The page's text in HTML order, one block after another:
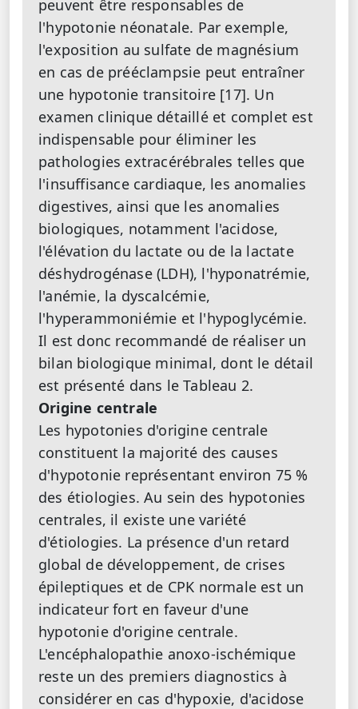
peuvent être responsables de
l'hypotonie néonatale. Par exemple,
l'exposition au sulfate de magnésium
en cas de prééclampsie peut entraîner
une hypotonie transitoire [17]. Un
examen clinique détaillé et complet est
indispensable pour éliminer les
pathologies extracérébrales telles que
l'insuffisance cardiaque, les anomalies
digestives, ainsi que les anomalies
biologiques, notamment l'acidose,
l'élévation du lactate ou de la lactate
déshydrogénase (LDH), l'hyponatrémie,
l'anémie, la dyscalcémie,
l'hyperammoniémie et l'hypoglycémie.
Il est donc recommandé de réaliser un
bilan biologique minimal, dont le détail
est présenté dans le Tableau 2.
Origine centrale
Les hypotonies d'origine centrale
constituent la majorité des causes
d'hypotonie représentant environ 75 %
des étiologies. Au sein des hypotonies
centrales, il existe une variété
d'étiologies. La présence d'un retard
global de développement, de crises
épileptiques et de CPK normale est un
indicateur fort en faveur d'une
hypotonie d'origine centrale.
L'encéphalopathie anoxo-ischémique
reste un des premiers diagnostics à
considérer en cas d'hypoxie, d'acidose